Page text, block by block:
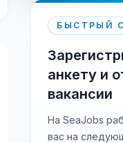
БЫСТРЫЙ
анкету и
вакансии
На SeaJobs
вас на